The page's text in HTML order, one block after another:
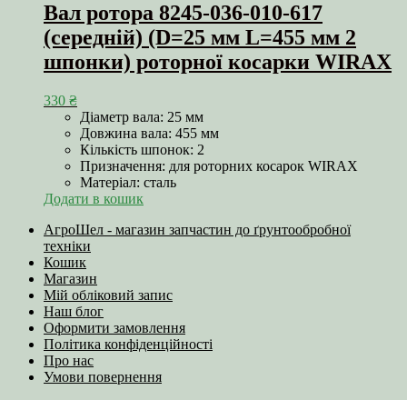
Вал ротора 8245-036-010-617
(середній) (D=25 мм L=455 мм 2
шпонки) роторної косарки WIRAX
330 ₴
Діаметр вала: 25 мм
Довжина вала: 455 мм
Кількість шпонок: 2
Призначення: для роторних косарок WIRAX
Матеріал: сталь
Додати в кошик
АгроШел - магазин запчастин до ґрунтообробної
техніки
Кошик
Магазин
Мій обліковий запис
Наш блог
Оформити замовлення
Політика конфіденційності
Про нас
Умови повернення